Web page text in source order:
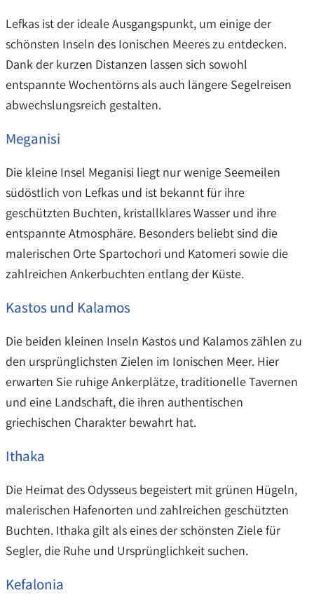
Lefkas ist der ideale Ausgangspunkt, um einige der
schönsten Inseln des Ionischen Meeres zu entdecken.
Dank der kurzen Distanzen lassen sich sowohl
entspannte Wochentörns als auch längere Segelreisen
abwechslungsreich gestalten.
Meganisi
Die kleine Insel Meganisi liegt nur wenige Seemeilen
südöstlich von Lefkas und ist bekannt für ihre
geschützten Buchten, kristallklares Wasser und ihre
entspannte Atmosphäre. Besonders beliebt sind die
malerischen Orte Spartochori und Katomeri sowie die
zahlreichen Ankerbuchten entlang der Küste.
Kastos und Kalamos
Die beiden kleinen Inseln Kastos und Kalamos zählen zu
den ursprünglichsten Zielen im Ionischen Meer. Hier
erwarten Sie ruhige Ankerplätze, traditionelle Tavernen
und eine Landschaft, die ihren authentischen
griechischen Charakter bewahrt hat.
Ithaka
Die Heimat des Odysseus begeistert mit grünen Hügeln,
malerischen Hafenorten und zahlreichen geschützten
Buchten. Ithaka gilt als eines der schönsten Ziele für
Segler, die Ruhe und Ursprünglichkeit suchen.
Kefalonia